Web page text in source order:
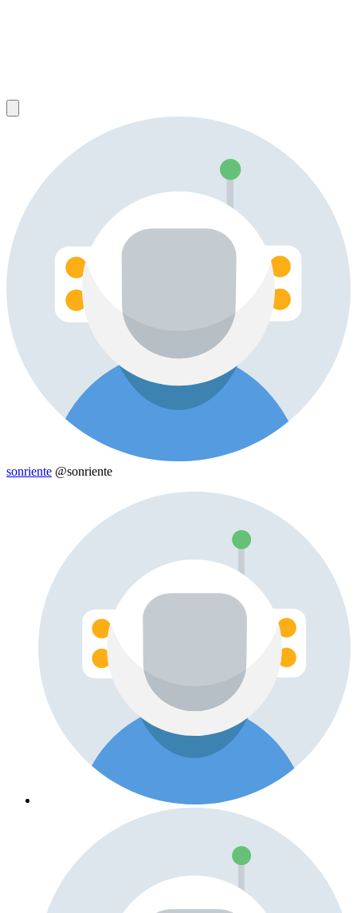
sonriente @sonriente